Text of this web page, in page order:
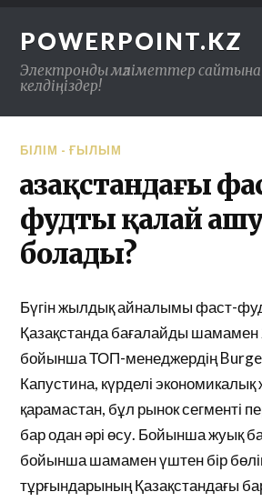
POWERPOINT.KZ
Электронды мәліметтер
келдіңіздер!
БІЛІМ - ҒЫЛЫМ
Қазақстандағы
фудты қалай
болады?
Бүгін жылдық айналымы фаст-
Қазақстанда бағалайды шамамен
бойынша ТОП-менеджердің
Капустина, күрделі экономикалық
қарамастан, бұл рынок сегменті
бар одан әрі өсу. Бойынша жуық
бойынша шамамен үштен бір
тұрғындарының Қазақстандағы